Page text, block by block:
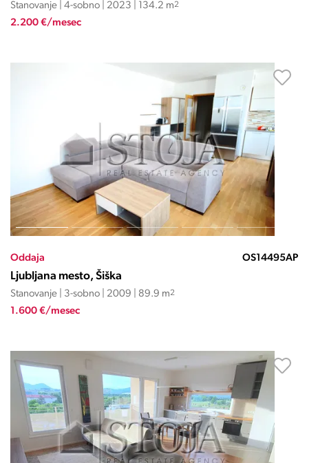
Stanovanje | 4-sobno | 2023 | 134.2 m2
2.200 €/mesec
Oddaja OS14495AP
Ljubljana mesto, Šiška
Stanovanje | 3-sobno | 2009 | 89.9 m2
1.600 €/mesec